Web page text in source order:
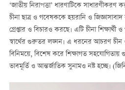
‘জাতীয় নিরাপত্তা’ ধারণাটিকে সাধারণীকরণ
চীনা ছাত্র ও গবেষককে হয়রানি ও
গ্রেপ্তার ও বিচারও করছে। এটি চীনা
স্বার্থের গুরুতর লঙ্ঘন। এ ধরনের আচরণ চীন ও
বিনিময়ে, বিশেষ করে শিক্ষাগত সহযোগিতায়
ভাবমূর্তি ও আন্তর্জাতিক সুনামও নষ্ট হচ্ছে।